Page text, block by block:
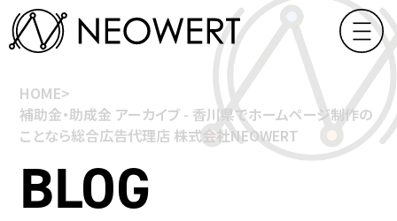
HOME>
補助金・助成金 アーカイブ - 香川県でホームページ制作の
ことなら総合広告代理店 株式会社NEOWERT